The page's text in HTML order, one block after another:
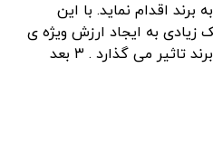
برند اقدام نماید. با این
زیادی به ایجاد ارزش ویژه ی
برند نماید زیرا بر ابعاد ارزش برند تاثیر می گذارد . ۳ بعد